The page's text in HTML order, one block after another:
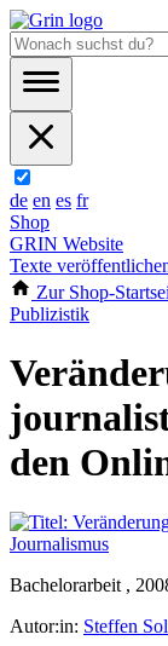
de en es fr
Shop
GRIN Website
Texte
Zur Shop-
Publizistik
den
Bachelorarbeit ,
Autor:in: Steffen